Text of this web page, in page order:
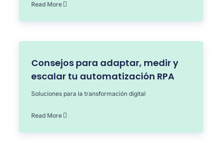
Read More
Consejos para adaptar, medir y
escalar tu automatización RPA
Soluciones para la transformación digital
Read More